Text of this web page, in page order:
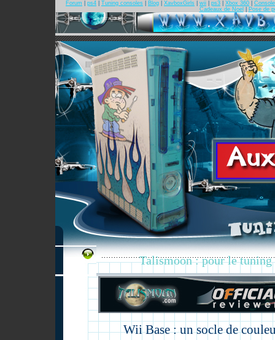
Forum ps4 Tuning consoles Blog XavboxGirls wii ps3 Xbox 360
Cadeaux de Noel
Pose de
Talismoon : pour le tuning
Wii Base : un socle de